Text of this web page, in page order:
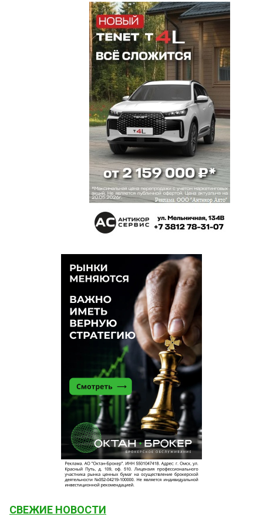
11 мая 2023 в 14:38:
Недавно мэр публично поздравлял с юбилеем
криминального авторитета. Никого это не
смутило?
СВЕЖИЕ НОВОСТИ